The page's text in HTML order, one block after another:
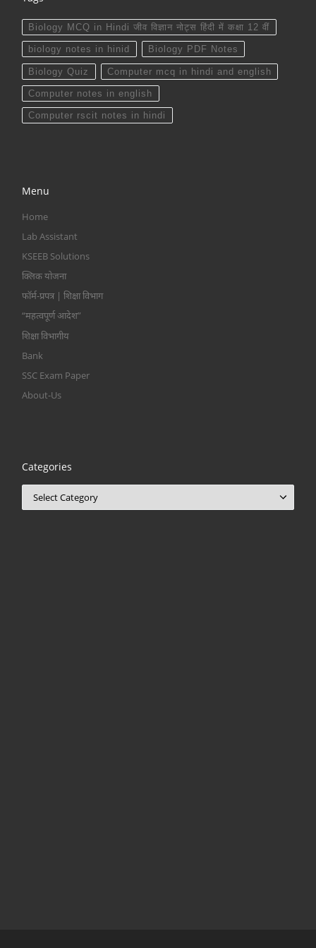
Biology MCQ in Hindi जीव विज्ञान नोट्स हिंदी में कक्षा 12 वीं
biology notes in hinid Biology PDF Notes
Biology Quiz Computer mcq in hindi and english
Computer notes in english
Computer rscit notes in hindi
Menu
Home
Lab Assistant
KSEEB Solutions
क्लिक योजना
फॉर्म-प्रपत्र | शिक्षा विभाग
“महत्वपूर्ण आदेश”
शिक्षा विभागीय
Bank
SSC Exam Paper
About-Us
Categories